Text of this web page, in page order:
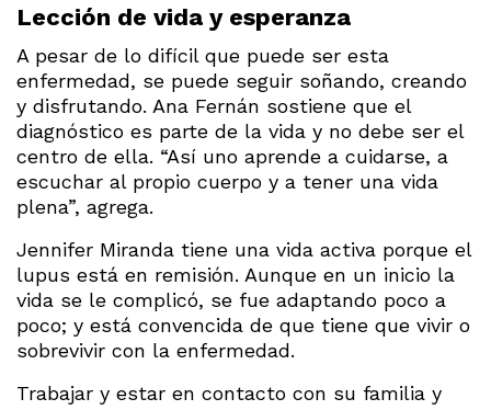
Lección de vida y esperanza
A pesar de lo difícil que puede ser esta
enfermedad, se puede seguir soñando, creando
y disfrutando. Ana Fernán sostiene que el
diagnóstico es parte de la vida y no debe ser el
centro de ella. “Así uno aprende a cuidarse, a
escuchar al propio cuerpo y a tener una vida
plena”, agrega.
Jennifer Miranda tiene una vida activa porque el
lupus está en remisión. Aunque en un inicio la
vida se le complicó, se fue adaptando poco a
poco; y está convencida de que tiene que vivir o
sobrevivir con la enfermedad.
Trabajar y estar en contacto con su familia y